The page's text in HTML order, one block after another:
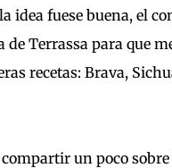
idea fuese buena, el
Terrassa para que
recetas: Brava,
un poco